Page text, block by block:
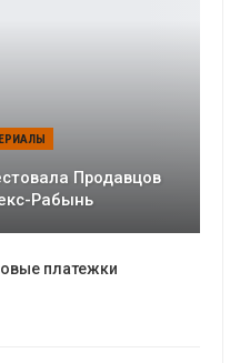
Продавцов
Рабынь
платежки